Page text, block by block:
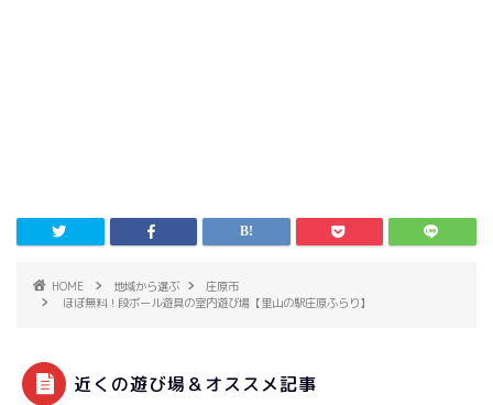
HOME 地域から選ぶ
庄原市
ほぼ無料！段ボール遊具の室内遊び場【里山の駅庄原ふらり】
近くの遊び場＆オススメ記事